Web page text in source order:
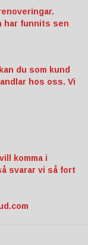
har funnits sen
du som kund
hos oss. Vi
komma i
svarar vi så fort